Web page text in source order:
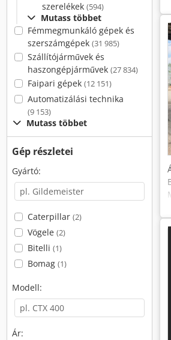
szerelékek (594)
Mutass többet
Fémmegmunkáló gépek és
szerszámgépek (31 985)
Szállítójárművek és
haszongépjárművek (27 834)
Faipari gépek (12 151)
Automatizálási technika
(9 153)
Mutass többet
Gép részletei
Gyártó:
Caterpillar (2)
Vögele (2)
Bitelli (1)
Bomag (1)
Modell:
Ár: